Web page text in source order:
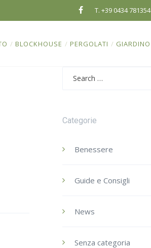
T. +39 0434 781354
/ BLOCKHOUSE / PERGOLATI / GIARDINO
Categorie
Benessere
Guide e Consigli
News
Senza categoria